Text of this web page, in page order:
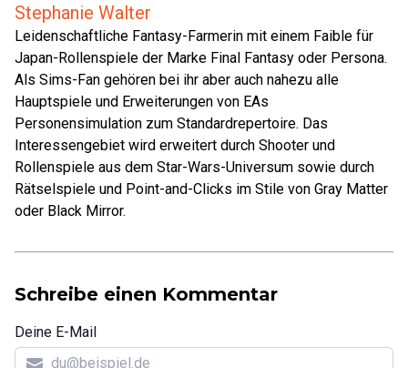
Stephanie Walter
Leidenschaftliche Fantasy-Farmerin mit einem Faible für
Japan-Rollenspiele der Marke Final Fantasy oder Persona.
Als Sims-Fan gehören bei ihr aber auch nahezu alle
Hauptspiele und Erweiterungen von EAs
Personensimulation zum Standardrepertoire. Das
Interessengebiet wird erweitert durch Shooter und
Rollenspiele aus dem Star-Wars-Universum sowie durch
Rätselspiele und Point-and-Clicks im Stile von Gray Matter
oder Black Mirror.
Schreibe einen Kommentar
Deine E-Mail